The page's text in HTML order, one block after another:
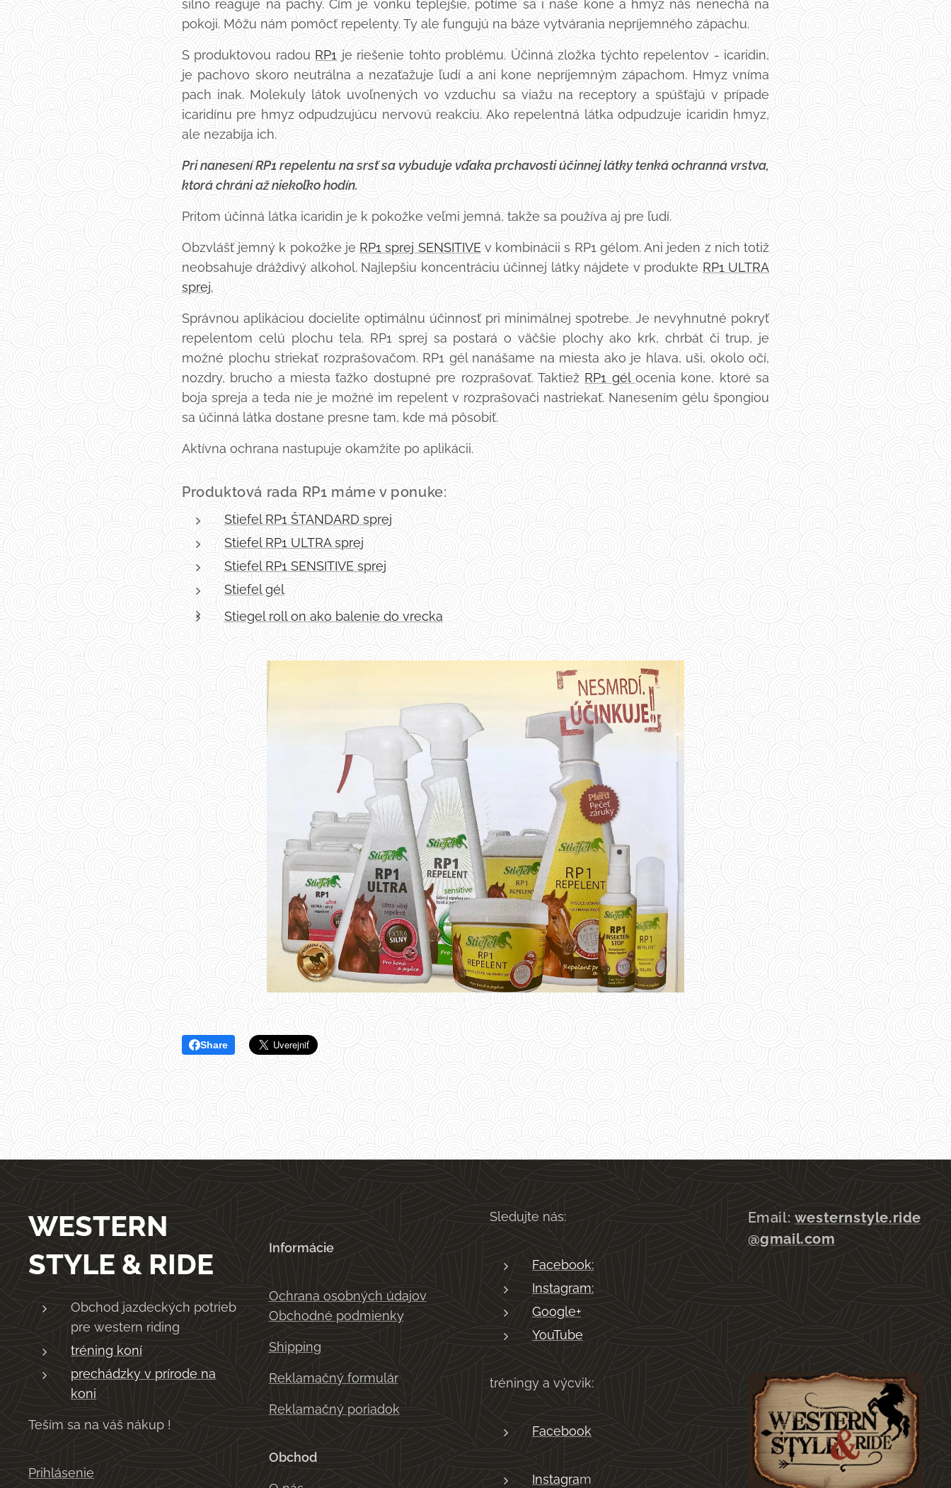
silno reaguje na pachy. Čím je vonku teplejšie, potíme sa i naše kone a hmyz nás nenechá na
pokoji. Môžu nám pomôcť repelenty. Ty ale fungujú na báze vytvárania nepríjemného zápachu.
S produktovou radou RP1 je riešenie tohto problému. Účinná zložka týchto repelentov - icaridin,
je pachovo skoro neutrálna a nezaťažuje ľudí a ani kone nepríjemným zápachom. Hmyz vníma
pach inak. Molekuly látok uvoľnených vo vzduchu sa viažu na receptory a spúšťajú v prípade
icaridínu pre hmyz odpudzujúcu nervovú reakciu. Ako repelentná látka odpudzuje icaridin hmyz,
ale nezabíja ich.
Pri nanesení RP1 repelentu na srsť sa vybuduje vďaka prchavosti účinnej látky tenká ochranná vrstva,
ktorá chráni až niekoľko hodín.
Pritom účinná látka icaridin je k pokožke veľmi jemná, takže sa používa aj pre ľudí.
Obzvlášť jemný k pokožke je RP1 sprej SENSITIVE v kombinácii s RP1 gélom. Ani jeden z nich totiž
neobsahuje dráždivý alkohol. Najlepšiu koncentráciu účinnej látky nájdete v produkte RP1 ULTRA
sprej.
Správnou aplikáciou docielite optimálnu účinnosť pri minimálnej spotrebe. Je nevyhnutné pokryť
repelentom celú plochu tela. RP1 sprej sa postará o väčšie plochy ako krk, chrbát či trup, je
možné plochu striekať rozprašovačom. RP1 gél nanášame na miesta ako je hlava, uši, okolo očí,
nozdry, brucho a miesta ťažko dostupné pre rozprašovať. Taktiež RP1 gél ocenia kone, ktoré sa
boja spreja a teda nie je možné im repelent v rozprašovači nastriekať. Nanesením gélu špongiou
sa účinná látka dostane presne tam, kde má pôsobiť.
Aktívna ochrana nastupuje okamžite po aplikácii.
Produktová rada RP1 máme v ponuke:
Stiefel RP1 ŠTANDARD sprej
Stiefel RP1 ULTRA sprej
Stiefel RP1 SENSITIVE sprej
Stiefel gél
Stiegel roll on ako balenie do vrecka
Share
WESTERN
STYLE & RIDE
Obchod jazdeckých potrieb
pre western riding
tréning koní
prechádzky v prírode na
koni
Teším sa na váš nákup !
Prihlásenie
Informácie
Ochrana osobných údajov
Obchodné podmienky
Shipping
Reklamačný formulár
Reklamačný poriadok
Obchod
Sledujte nás:
Facebook:
Instagram:
Google+
YouTube
tréningy a výcvik:
Facebook
Instagram
Email: westernstyle.ride
@gmail.com